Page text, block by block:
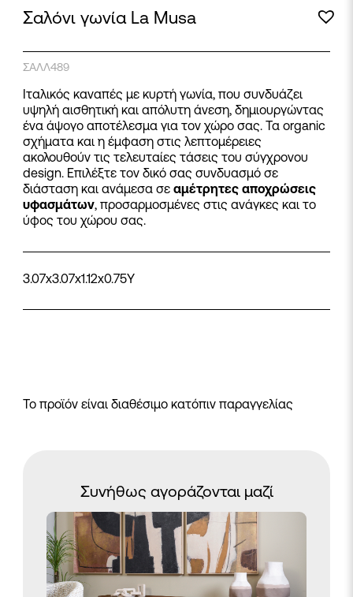
Σαλόνι γωνία La Musa
ΣΑΛΛ489
Ιταλικός καναπές με κυρτή γωνία, που συνδυάζει
υψηλή αισθητική και απόλυτη άνεση, δημιουργώντας
ένα άψογο αποτέλεσμα για τον χώρο σας. Τα organic
σχήματα και η έμφαση στις λεπτομέρειες
ακολουθούν τις τελευταίες τάσεις του σύγχρονου
design. Επιλέξτε τον δικό σας συνδυασμό σε
διάσταση και ανάμεσα σε αμέτρητες αποχρώσεις
υφασμάτων, προσαρμοσμένες στις ανάγκες και το
ύφος του χώρου σας.
3.07x3.07x1.12x0.75Y
Το προϊόν είναι διαθέσιμο κατόπιν παραγγελίας
Συνήθως αγοράζονται μαζί